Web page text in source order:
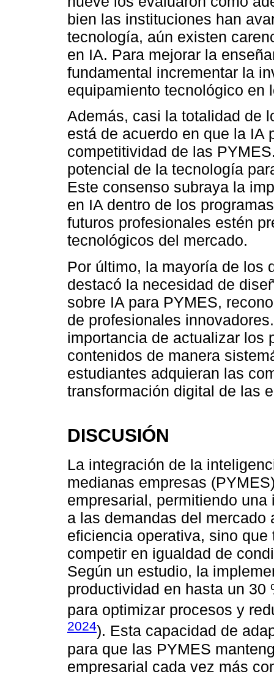
bien las instituciones han
tecnología, aún existen
en IA. Para mejorar la
fundamental incrementar la
equipamiento tecnológico en
Además, casi la totalidad de
está de acuerdo en que la IA
competitividad de las
potencial de la tecnología
Este consenso subraya la
en IA dentro de los
futuros profesionales estén
tecnológicos del mercado.
Por último, la mayoría de los
destacó la necesidad de
sobre IA para PYMES,
de profesionales
importancia de actualizar los
contenidos de manera
estudiantes adquieran las
transformación digital de las
DISCUSIÓN
La integración de la
medianas empresas
empresarial, permitiendo
a las demandas del mercado
eficiencia operativa, sino
competir en igualdad de
Según un estudio, la
productividad en hasta un
para optimizar procesos y
2024). Esta capacidad de
para que las PYMES
empresarial cada vez más